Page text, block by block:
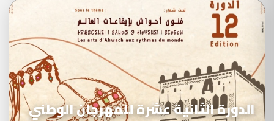
الدورة الثانية عشرة للمهرجان الوطني